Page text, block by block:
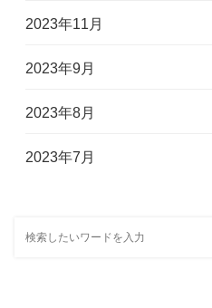
2023年11月
2023年9月
2023年8月
2023年7月